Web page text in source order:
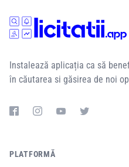
Instalează aplicația ca să
în căutarea si găsirea de noi
PLATFORMĂ